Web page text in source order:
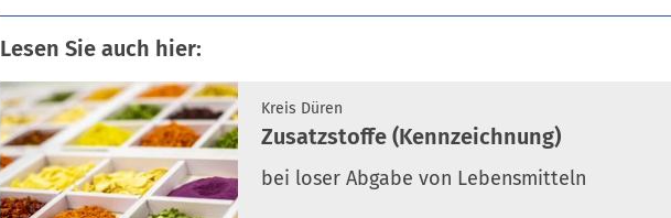
Lesen Sie auch hier:
Kreis Düren
Zusatzstoffe (Kennzeichnung)
bei loser Abgabe von Lebensmitteln